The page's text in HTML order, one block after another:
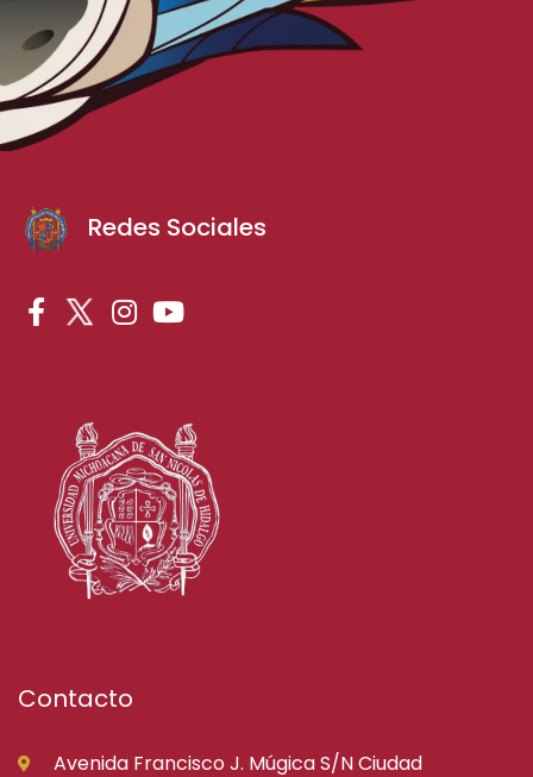
Redes Sociales
Contacto
Avenida Francisco J. Múgica S/N Ciudad